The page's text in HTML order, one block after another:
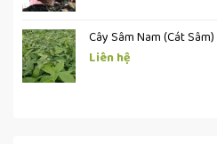
Cây Sâm Nam (Cát Sâm)
Liên hệ